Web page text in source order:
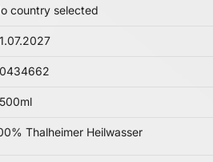
country selected
Thalheimer Heilwasser